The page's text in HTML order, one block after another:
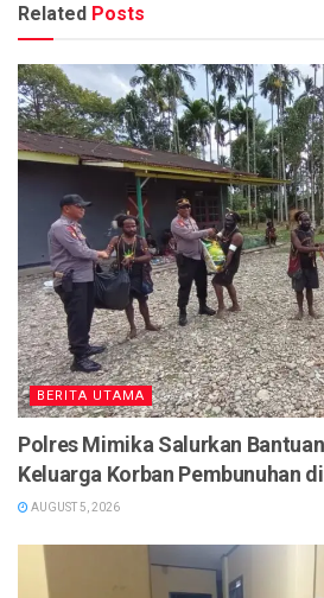
Related Posts
BERITA UTAMA
Polres Mimika Salurkan
Keluarga Korban Pembunuhan
AUGUST 5, 2026